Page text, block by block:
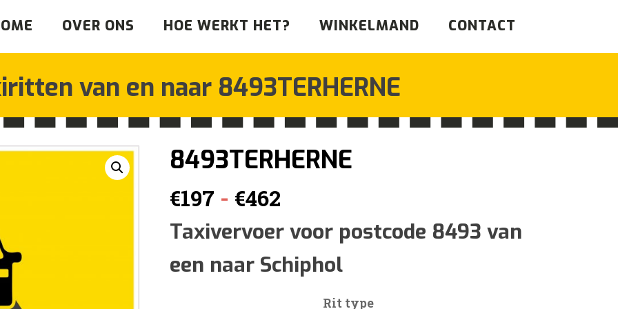
OVER ONS HOE WERKT HET? WINKELMAND CONTACT
van en naar 8493TERHERNE
8493TERHERNE
€197 - €462Prijsklasse:
€197
tot
€462
Taxivervoer voor postcode 8493 van
een naar Schiphol
Rit type